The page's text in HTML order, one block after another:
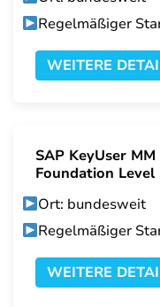
Regelmäßiger
WEITERE
SAP KeyUser
Foundation
Ort: bundesweit
Regelmäßiger
WEITERE